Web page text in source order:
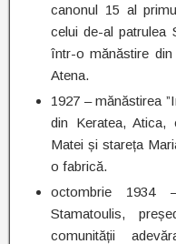
canonul 15 al
celui de-al patrulea
într-o mănăstire
Atena.
1927 – mănăstirea
din Keratea, Atica,
Matei și stareța
o fabrică.
octombrie 1934
Stamatoulis,
comunității